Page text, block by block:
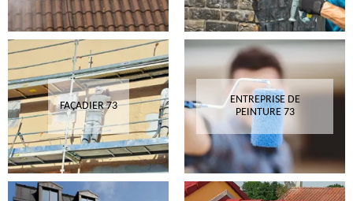
FAÇADIER 73
ENTREPRISE DE
PEINTURE 73